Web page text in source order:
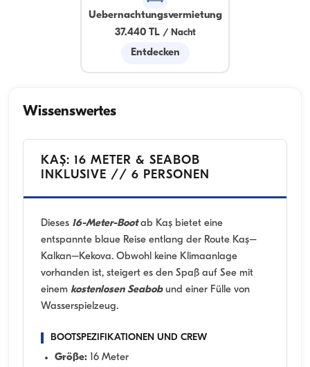
Uebernachtungsvermietung
37.440 TL/ Nacht
Entdecken
Wissenswertes
KAŞ: 16 METER & SEABOB
INKLUSIVE // 6 PERSONEN
Dieses 16-Meter-Bootab Kaş bietet eine
entspannte blaue Reise entlang der Route Kaş–
Kalkan–Kekova. Obwohl keine Klimaanlage
vorhanden ist, steigert es den Spaß auf See mit
einem kostenlosen Seabobund einer Fülle von
Wasserspielzeug.
BOOTSPEZIFIKATIONEN UND CREW
Größe: 16 Meter